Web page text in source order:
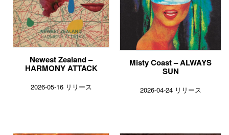
Newest Zealand –
HARMONY ATTACK
2026-05-16 リリース
Misty Coast – ALWAYS
SUN
2026-04-24 リリース